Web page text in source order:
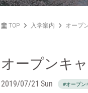
TOP 入学案内 オープ
オープンキ
2019/07/21 Sun #オープン